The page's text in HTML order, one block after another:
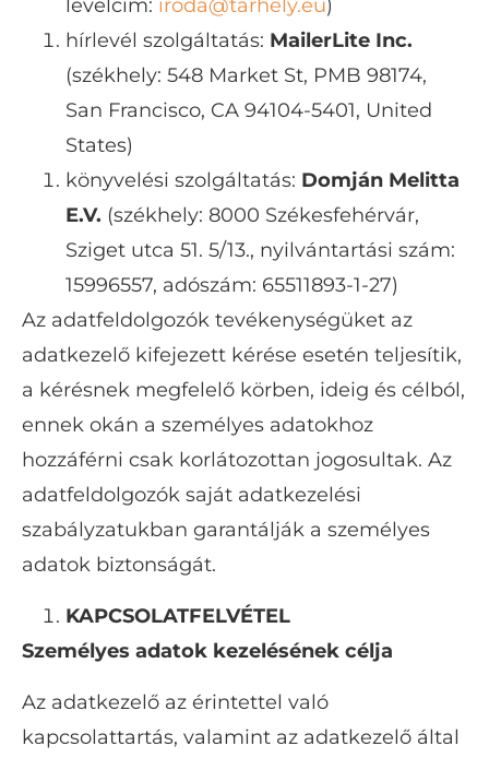
levélcím: iroda@tarhely.eu)
hírlevél szolgáltatás: MailerLite Inc.
(székhely: 548 Market St, PMB 98174,
San Francisco, CA 94104-5401, United
States)
könyvelési szolgáltatás: Domján Melitta
E.V. (székhely: 8000 Székesfehérvár,
Sziget utca 51. 5/13., nyilvántartási szám:
15996557, adószám: 65511893-1-27)
Az adatfeldolgozók tevékenységüket az
adatkezelő kifejezett kérése esetén teljesítik,
a kérésnek megfelelő körben, ideig és célból,
ennek okán a személyes adatokhoz
hozzáférni csak korlátozottan jogosultak. Az
adatfeldolgozók saját adatkezelési
szabályzatukban garantálják a személyes
adatok biztonságát.
KAPCSOLATFELVÉTEL
Személyes adatok kezelésének célja
Az adatkezelő az érintettel való
kapcsolattartás, valamint az adatkezelő által